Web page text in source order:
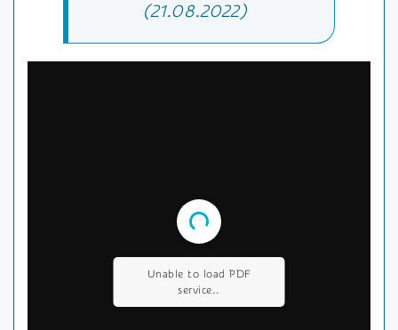
(21.08.2022)
Unable to load PDF
service..